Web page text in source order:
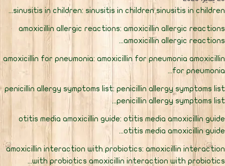
sinusitis in children: sinusitis in children sinusitis in
amoxicillin allergic reactions: amoxicillin allergic
amoxicillin allergic
amoxicillin for pneumonia: amoxicillin for pneumonia
for
penicillin allergy symptoms list: penicillin allergy symptoms
penicillin allergy symptoms
otitis media amoxicillin guide: otitis media amoxicillin
otitis media amoxicillin
amoxicillin interaction with probiotics: amoxicillin
with probiotics amoxicillin interaction with